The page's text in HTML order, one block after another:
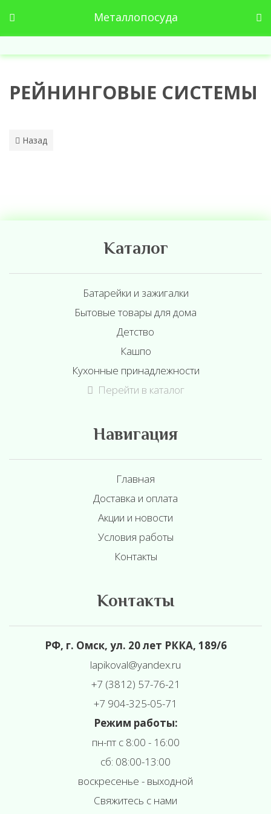
Металлопосуда
РЕЙНИНГОВЫЕ СИСТЕМЫ
Назад
Каталог
Батарейки и зажигалки
Бытовые товары для дома
Детство
Кашпо
Кухонные принадлежности
Перейти в каталог
Навигация
Главная
Доставка и оплата
Акции и новости
Условия работы
Контакты
Контакты
РФ, г. Омск, ул. 20 лет РККА, 189/6
lapikoval@yandex.ru
+7 (3812) 57-76-21
+7 904-325-05-71
Режим работы:
пн-пт с 8:00 - 16:00
сб: 08:00-13:00
воскресенье - выходной
Свяжитесь с нами